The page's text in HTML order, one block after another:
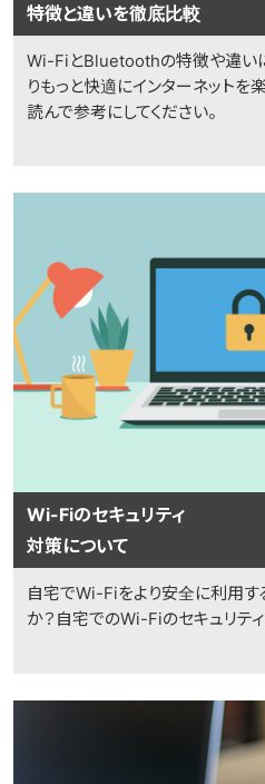
特徴と違いを徹底比較
Wi-FiとBluetoothの特徴や違い
りもっと快適にインターネットを
読んで参考にしてください。
Wi-Fiのセキュリティ
対策について
自宅でWi-Fiをより安全に利用す
か？自宅でのWi-Fiのセキュリテ